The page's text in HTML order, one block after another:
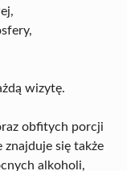
wizytę.
obfitych porcji
się także
alkoholi,